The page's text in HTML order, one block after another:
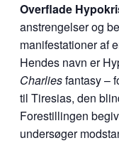
Overflade
anstrengelser og
manifestationer af
Hendes navn er
Charliesfantasy –
til Tiresias, den
Forestillingen
undersøger